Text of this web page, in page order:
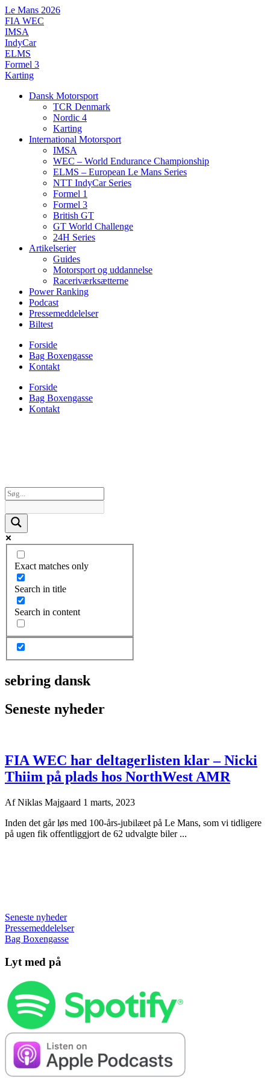
Videre
til
indhold
Le Mans 2026
FIA WEC
IMSA
IndyCar
ELMS
Formel 3
Karting
Dansk Motorsport
TCR Denmark
Nordic 4
Karting
International Motorsport
IMSA
WEC – World Endurance Championship
ELMS – European Le Mans Series
NTT IndyCar Series
Formel 1
Formel 3
British GT
GT World Challenge
24H Series
Artikelserier
Guides
Motorsport og uddannelse
Raceriværksætterne
Power Ranking
Podcast
Pressemeddelelser
Biltest
Forside
Bag Boxengasse
Kontakt
Forside
Bag Boxengasse
Kontakt
Exact matches only
Search in title
Search in content
sebring dansk
Seneste nyheder
FIA WEC har deltagerlisten klar – Nicki
Thiim på plads hos NorthWest AMR
AfNiklas Majgaard 1 marts, 2023
Inden det går løs med 100-års-jubilæet på Le Mans, som vi tidligere
på ugen fik offentliggjort de 62 udvalgte biler ...
Seneste nyheder
Pressemeddelelser
Bag Boxengasse
Lyt med på